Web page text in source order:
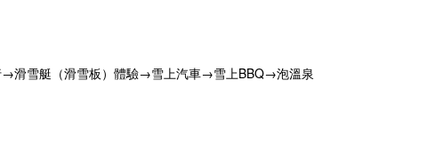
滑雪艇（滑雪板）體驗→雪上汽車→雪上BBQ→泡溫泉